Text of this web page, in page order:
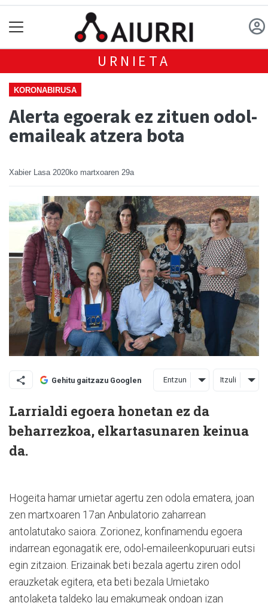
URNIETA
KORONABIRUSA
Alerta egoerak ez zituen odol-
emaileak atzera bota
Xabier Lasa 2020ko martxoaren 29a
Gehitu gaitzazu Googlen Entzun Itzuli
Larrialdi egoera honetan ez da
beharrezkoa, elkartasunaren keinua
da.
Hogeita hamar urnietar agertu zen odola ematera, joan
zen martxoaren 17an Anbulatorio zaharrean
antolatutako saiora. Zorionez, konfinamendu egoera
indarrean egonagatik ere, odol-emaileenkopuruari eutsi
egin zitzaion. Erizainak beti bezala agertu ziren odol
erauzketak egitera, eta beti bezala Urnietako
antolaketa taldeko lau emakumeak ondoan izan